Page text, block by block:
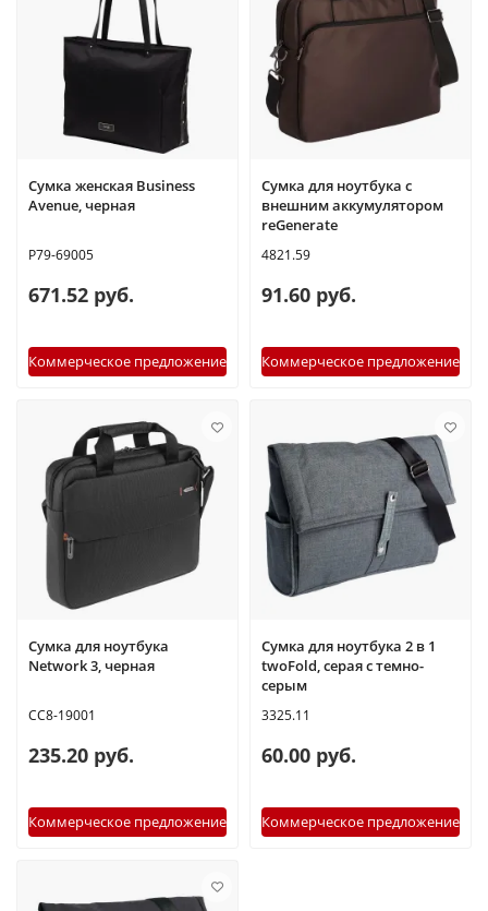
Сумка женская Business
Avenue, черная
P79-69005
671.52 руб.
Коммерческое предложение
Сумка для ноутбука с
внешним аккумулятором
reGenerate
4821.59
91.60 руб.
Коммерческое предложение
Сумка для ноутбука
Network 3, черная
CC8-19001
235.20 руб.
Коммерческое предложение
Сумка для ноутбука 2 в 1
twoFold, серая с темно-
серым
3325.11
60.00 руб.
Коммерческое предложение